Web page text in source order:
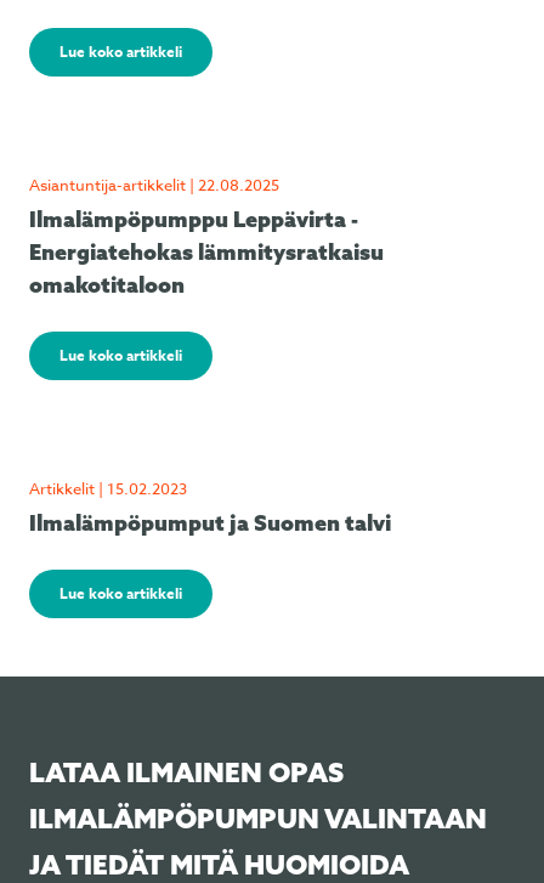
Lue koko artikkeli
Asiantuntija-artikkelit | 22.08.2025
Ilmalämpöpumppu Leppävirta -
Energiatehokas lämmitysratkaisu
omakotitaloon
Lue koko artikkeli
Artikkelit | 15.02.2023
Ilmalämpöpumput ja Suomen talvi
Lue koko artikkeli
LATAA ILMAINEN OPAS
ILMALÄMPÖPUMPUN VALINTAAN
JA TIEDÄT MITÄ HUOMIOIDA